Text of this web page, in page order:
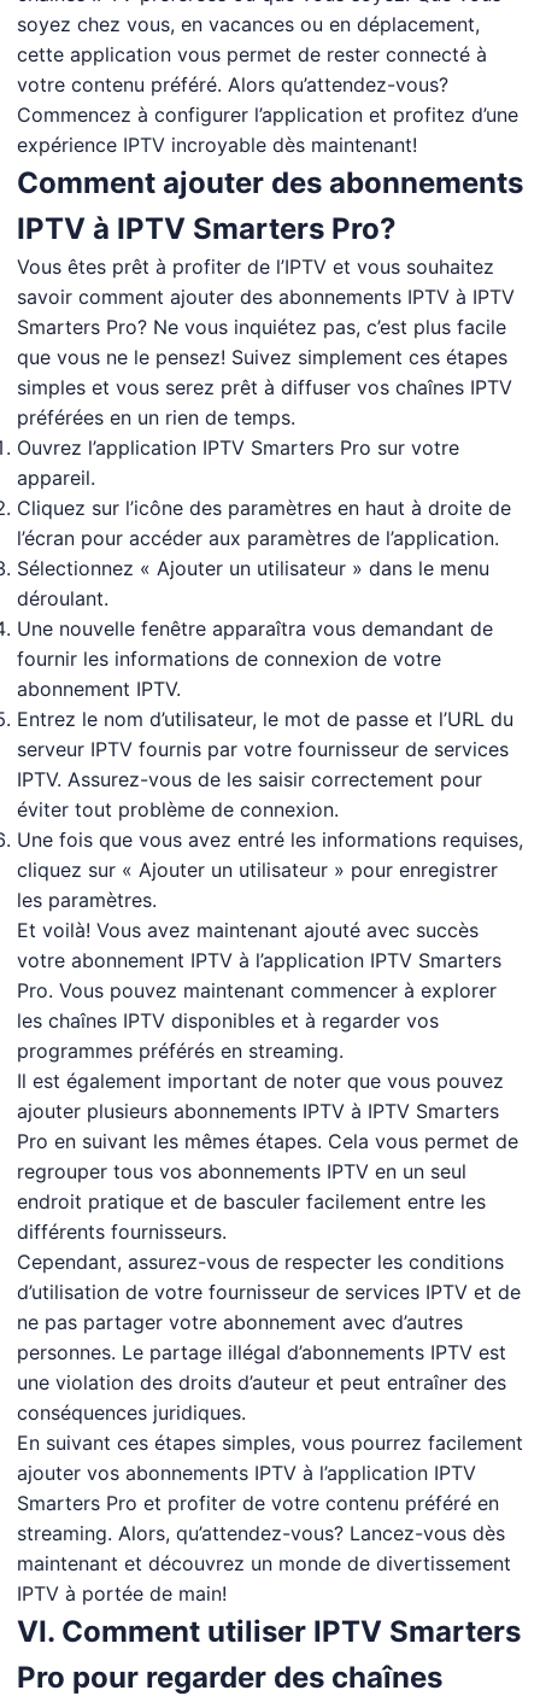
soyez chez vous, en vacances ou en déplacement,
cette application vous permet de rester connecté à
votre contenu préféré. Alors qu’attendez-vous?
Commencez à configurer l’application et profitez d’une
expérience IPTV incroyable dès maintenant!
Comment ajouter des abonnements
IPTV à IPTV Smarters Pro?
Vous êtes prêt à profiter de l’IPTV et vous souhaitez
savoir comment ajouter des abonnements IPTV à IPTV
Smarters Pro? Ne vous inquiétez pas, c’est plus facile
que vous ne le pensez! Suivez simplement ces étapes
simples et vous serez prêt à diffuser vos chaînes IPTV
préférées en un rien de temps.
Ouvrez l’application IPTV Smarters Pro sur votre
appareil.
Cliquez sur l’icône des paramètres en haut à droite de
l’écran pour accéder aux paramètres de l’application.
Sélectionnez « Ajouter un utilisateur » dans le menu
déroulant.
Une nouvelle fenêtre apparaîtra vous demandant de
fournir les informations de connexion de votre
abonnement IPTV.
Entrez le nom d’utilisateur, le mot de passe et l’URL du
serveur IPTV fournis par votre fournisseur de services
IPTV. Assurez-vous de les saisir correctement pour
éviter tout problème de connexion.
Une fois que vous avez entré les informations requises,
cliquez sur « Ajouter un utilisateur » pour enregistrer
les paramètres.
Et voilà! Vous avez maintenant ajouté avec succès
votre abonnement IPTV à l’application IPTV Smarters
Pro. Vous pouvez maintenant commencer à explorer
les chaînes IPTV disponibles et à regarder vos
programmes préférés en streaming.
Il est également important de noter que vous pouvez
ajouter plusieurs abonnements IPTV à IPTV Smarters
Pro en suivant les mêmes étapes. Cela vous permet de
regrouper tous vos abonnements IPTV en un seul
endroit pratique et de basculer facilement entre les
différents fournisseurs.
Cependant, assurez-vous de respecter les conditions
d’utilisation de votre fournisseur de services IPTV et de
ne pas partager votre abonnement avec d’autres
personnes. Le partage illégal d’abonnements IPTV est
une violation des droits d’auteur et peut entraîner des
conséquences juridiques.
En suivant ces étapes simples, vous pourrez facilement
ajouter vos abonnements IPTV à l’application IPTV
Smarters Pro et profiter de votre contenu préféré en
streaming. Alors, qu’attendez-vous? Lancez-vous dès
maintenant et découvrez un monde de divertissement
IPTV à portée de main!
VI. Comment utiliser IPTV Smarters
Pro pour regarder des chaînes